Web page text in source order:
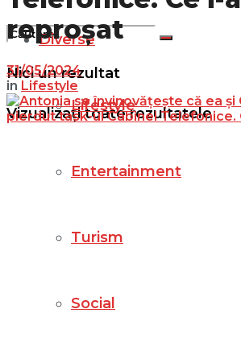
Nici un rezultat
Vizualizați toate rezultatele
Diverse
Lifestyle
Entertainment
Turism
Social
reproșat
31/05/2024
in Lifestyle